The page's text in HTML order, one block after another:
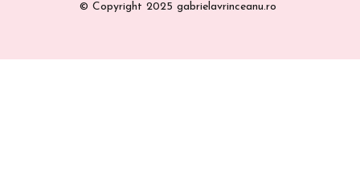
© Copyright 2025 gabrielavrinceanu.ro